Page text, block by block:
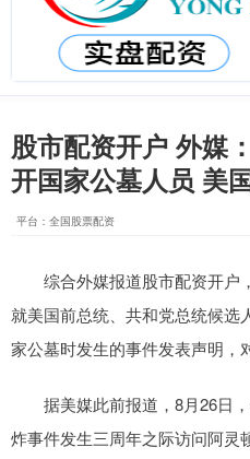
股市配资开户 外媒
开国家公墓人员 美
平台：全国股票配资
综合外媒报道股市配资开户
就美国前总统、共和党总统候选
家公墓时发生的事件发表声明，
据美媒此前报道，8月26日，
炸事件发生三周年之际访问阿灵